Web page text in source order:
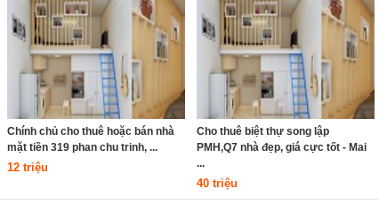
Chính chủ cho thuê hoặc bán nhà
mặt tiền 319 phan chu trinh, ...
12 triệu
Cho thuê biệt thự song lập
PMH,Q7 nhà đẹp, giá cực tốt - Mai
...
40 triệu